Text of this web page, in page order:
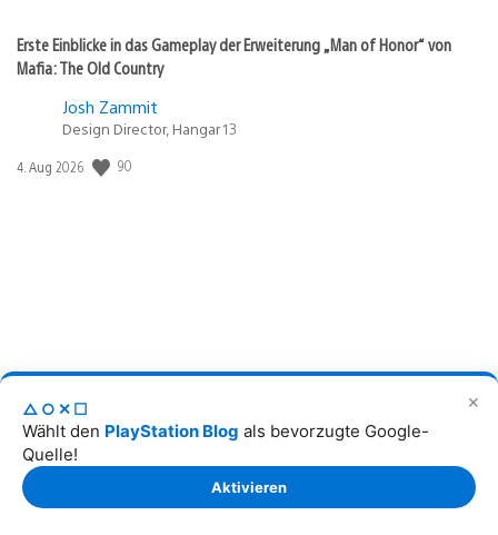
✕
△○✕☐
Wählt den PlayStation Blog als bevorzugte Google-
Quelle!
Aktivieren
Erste Einblicke in das Gameplay der Erweiterung „Man of Honor“ von
Mafia: The Old Country
Josh Zammit
Design Director, Hangar 13
Veröffentlichungsdatum:
4. Aug 2026 90
Halo: Campaign Evolved angespielt: Der Master Chief betritt PS5
Franz Holzer
freier Autor
Veröffentlichungsdatum:
4. Aug 2026